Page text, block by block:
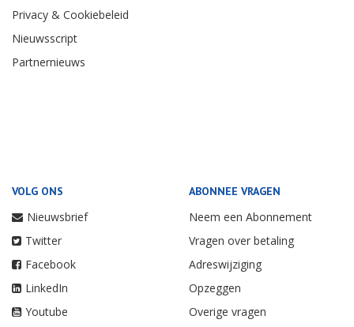
Privacy & Cookiebeleid
Nieuwsscript
Partnernieuws
VOLG ONS
Nieuwsbrief
Twitter
Facebook
LinkedIn
Youtube
ABONNEE VRAGEN
Neem een Abonnement
Vragen over betaling
Adreswijziging
Opzeggen
Overige vragen